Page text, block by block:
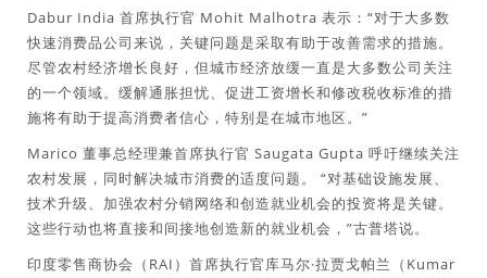
Dabur India 首席执行官 Mohit Malhotra 表示：“对于大多数
快速消费品公司来说，关键问题是采取有助于改善需求的措施。
尽管农村经济增长良好，但城市经济放缓一直是大多数公司关注
的一个领域。缓解通胀担忧、促进工资增长和修改税收标准的措
施将有助于提高消费者信心，特别是在城市地区。”
Marico 董事总经理兼首席执行官 Saugata Gupta 呼吁继续关注
农村发展，同时解决城市消费的适度问题。 “对基础设施发展、
技术升级、加强农村分销网络和创造就业机会的投资将是关键。
这些行动也将直接和间接地创造新的就业机会，”古普塔说。
印度零售商协会（RAI）首席执行官库马尔·拉贾戈帕兰（Kumar